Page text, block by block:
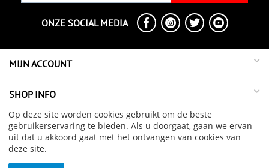
ONZE SOCIAL MEDIA
MIJN ACCOUNT
SHOP INFO
SUPPORT INFO
OVER ONS
Op deze site worden cookies gebruikt om de beste
gebruikerservaring te bieden. Als u doorgaat, gaan we ervan
uit dat u akkoord gaat met het ontvangen van cookies van
deze site.